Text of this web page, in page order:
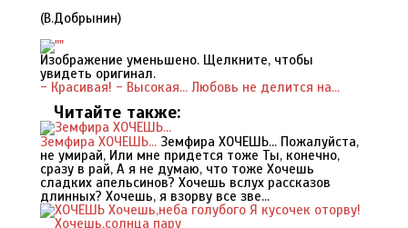
(В.Добрынин)
Изображение уменьшено. Щелкните, чтобы
увидеть оригинал.
- Красивая! - Высокая... Любовь не делится на...
Читайте также:
Земфира ХОЧЕШЬ...Земфира ХОЧЕШЬ... Пожалуйста,
не умирай, Или мне придется тоже Ты, конечно,
сразу в рай, А я не думаю, что тоже Хочешь
сладких апельсинов? Хочешь вслух рассказов
длинных? Хочешь, я взорву все зве...